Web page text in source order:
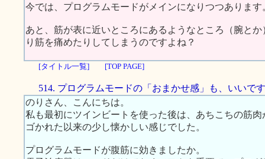
今では、プログラムモードがメインになりつつあります
あと、筋が表に近いところにあるようなところ（腕と
り筋を痛めたりしてしまうのですよね？
[タイトル一覧] [TOP PAGE]
514. プログラムモードの「おまかせ感」も、いいで
のりさん、こんにちは。
私も最初にツインビートを使った後は、あちこちの筋
ゴかれた以来の少し懐かしい感じでした。
プログラムモードが腹筋に効きましたか。